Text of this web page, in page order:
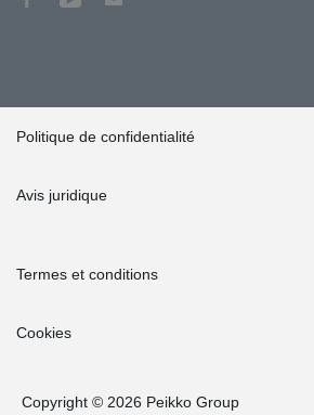
Politique de confidentialité
Avis juridique
Termes et conditions
Cookies
Copyright © 2026 Peikko Group